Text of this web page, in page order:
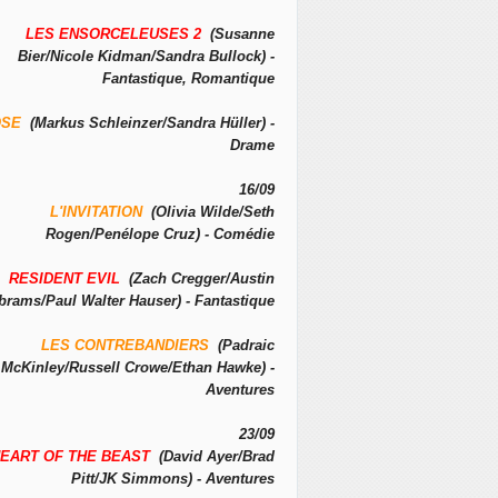
LES ENSORCELEUSES 2 (Susanne
Bier/Nicole Kidman/Sandra Bullock) -
Fantastique, Romantique
(Markus Schleinzer/Sandra Hüller) -
Drame
16/09
L'INVITATION (Olivia Wilde/Seth
Rogen/Penélope Cruz) - Comédie
RESIDENT EVIL (Zach Cregger/Austin
Paul Walter Hauser) - Fantastique
LES CONTREBANDIERS (Padraic
McKinley/Russell Crowe/Ethan Hawke) -
Aventures
23/09
OF THE BEAST(David Ayer/Brad
Pitt/JK Simmons) - Aventures